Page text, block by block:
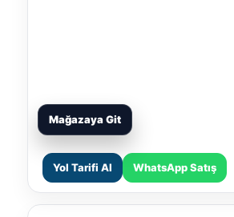
Mağazaya Git
Yol Tarifi Al WhatsApp Satış